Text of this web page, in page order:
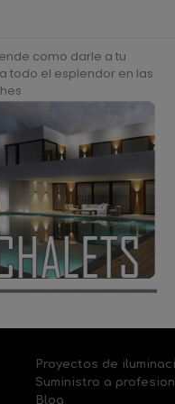
como darle a tu
todo el esplendor en las
Proyectos de
Suministro a
Blog